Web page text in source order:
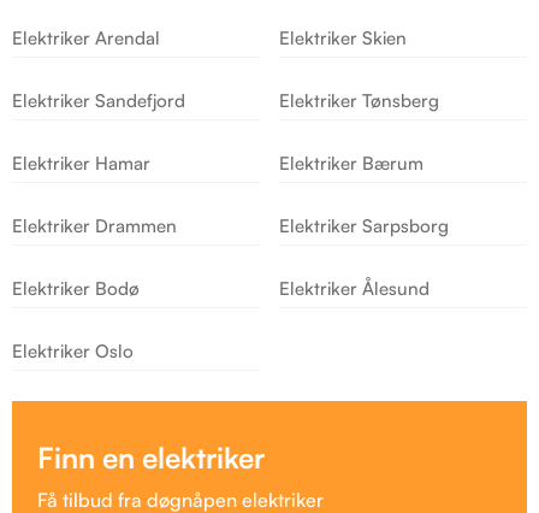
Elektriker Arendal Elektriker Skien
Elektriker Sandefjord Elektriker Tønsberg
Elektriker Hamar Elektriker Bærum
Elektriker Drammen Elektriker Sarpsborg
Elektriker Bodø Elektriker Ålesund
Elektriker Oslo
Finn en elektriker
Få tilbud fra døgnåpen elektriker